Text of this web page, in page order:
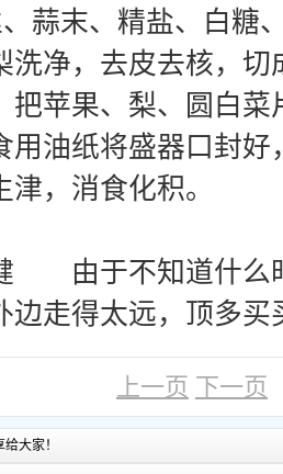
蒜末、精盐、白糖
洗净，去皮去核，
把苹果、梨、圆白
用油纸将盛器口封好
，消食化积。
于不知道什么时
边走得太远，顶多买
上一页 下一页
大家！